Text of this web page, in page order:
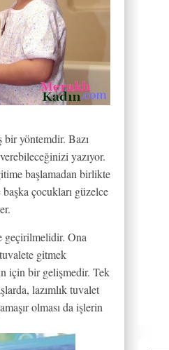
bir yöntemdir. Bazı
yazıyor.
başlamadan birlikte
çocukları güzelce
geçirilmelidir. Ona
gitmek
için bir gelişmedir. Tek
lazımlık tuvalet
olması da işlerin